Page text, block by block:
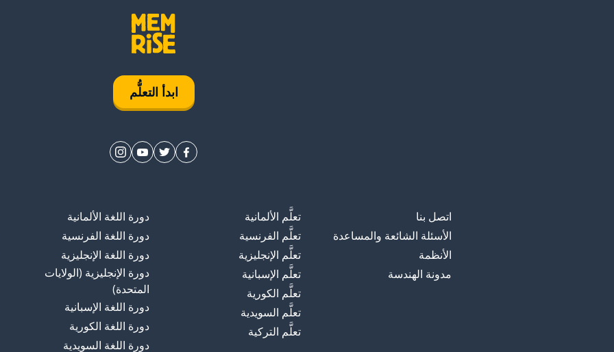
ابدأ التعلُّم
اتصل بنا
الأسئلة الشائعة والمساعدة
الأنظمة
مدونة الهندسة
تعلَّم الألمانية
تعلَّم الفرنسية
تعلَّم الإنجليزية
تعلَّم الإسبانية
تعلَّم الكورية
تعلَّم السويدية
تعلَّم التركية
دورة اللغة الألمانية
دورة اللغة الفرنسية
دورة اللغة الإنجليزية
دورة الإنجليزية (الولايات
المتحدة)
دورة اللغة الإسبانية
دورة اللغة الكورية
دورة اللغة السويدية